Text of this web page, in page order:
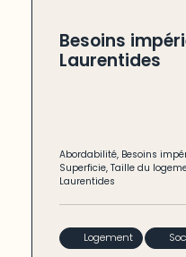
Besoins
Laurentides
Abordabilité, Besoins
Superficie,Taille du
Laurentides
Logement